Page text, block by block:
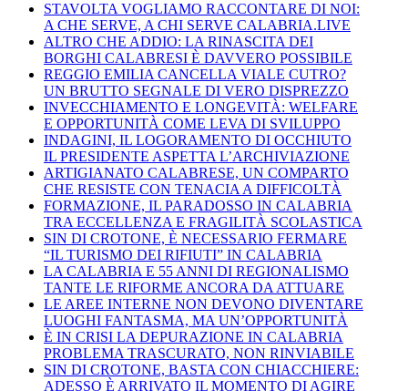
STAVOLTA VOGLIAMO RACCONTARE DI NOI:
A CHE SERVE, A CHI SERVE CALABRIA.LIVE
ALTRO CHE ADDIO: LA RINASCITA DEI
BORGHI CALABRESI È DAVVERO POSSIBILE
REGGIO EMILIA CANCELLA VIALE CUTRO?
UN BRUTTO SEGNALE DI VERO DISPREZZO
INVECCHIAMENTO E LONGEVITÀ: WELFARE
E OPPORTUNITÀ COME LEVA DI SVILUPPO
INDAGINI, IL LOGORAMENTO DI OCCHIUTO
IL PRESIDENTE ASPETTA L’ARCHIVIAZIONE
ARTIGIANATO CALABRESE, UN COMPARTO
CHE RESISTE CON TENACIA A DIFFICOLTÀ
FORMAZIONE, IL PARADOSSO IN CALABRIA
TRA ECCELLENZA E FRAGILITÀ SCOLASTICA
SIN DI CROTONE, È NECESSARIO FERMARE
“IL TURISMO DEI RIFIUTI” IN CALABRIA
LA CALABRIA E 55 ANNI DI REGIONALISMO
TANTE LE RIFORME ANCORA DA ATTUARE
LE AREE INTERNE NON DEVONO DIVENTARE
LUOGHI FANTASMA, MA UN’OPPORTUNITÀ
È IN CRISI LA DEPURAZIONE IN CALABRIA
PROBLEMA TRASCURATO, NON RINVIABILE
SIN DI CROTONE, BASTA CON CHIACCHIERE:
ADESSO È ARRIVATO IL MOMENTO DI AGIRE